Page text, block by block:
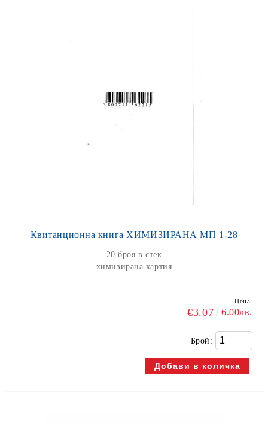
Квитанционна книга ХИМИЗИРАНА МП 1-28
20 броя в стек
химизирана хартия
Цена:
€3.07 6.00лв.
Брой: